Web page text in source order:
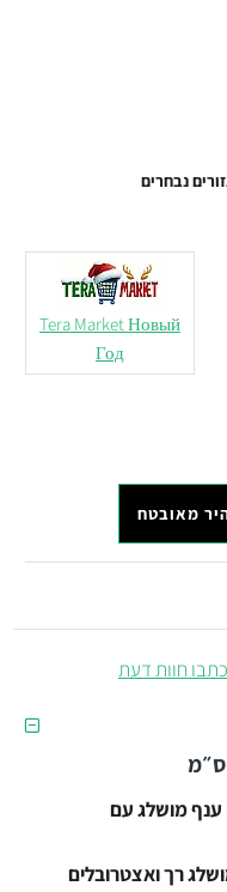
כתבו חוות דעת
Tera Market Новый
Год
מאובטח
ענף מושלג עם
רך ואצטרובלים